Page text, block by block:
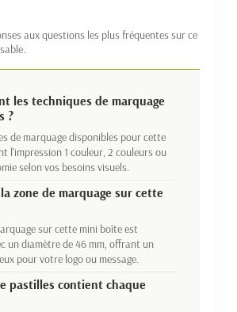
aux questions les plus fréquentes sur ce
les techniques de marquage
?
de marquage disponibles pour cette
l'impression 1 couleur, 2 couleurs ou
selon vos besoins visuels.
zone de marquage sur cette
sur cette mini boîte est
un diamètre de 46 mm, offrant un
pour votre logo ou message.
pastilles contient chaque